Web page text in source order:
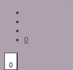
0
0